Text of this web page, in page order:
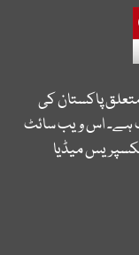
پاکستان کی
ہے۔ اس ویب سائٹ
میڈیا